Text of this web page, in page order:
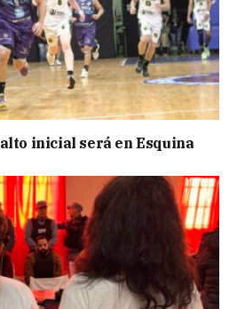
inicial será en Esquina